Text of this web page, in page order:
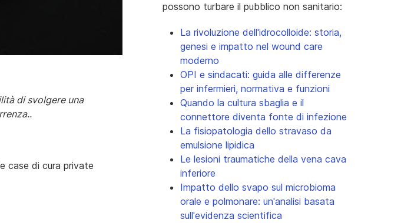
di svolgere una
case di cura private
possono turbare il pubblico non sanitario:
La rivoluzione dell'idrocolloide: storia,
genesi e impatto nel wound care
moderno
OPI e sindacati: guida alle differenze
per infermieri, normativa e funzioni
Quando la cultura sbaglia e il
connettore diventa fonte di infezione
La fisiopatologia dello stravaso da
emulsione lipidica
Le lesioni traumatiche della vena cava
inferiore
Impatto dello svapo sul microbioma
orale e polmonare: un'analisi basata
sull'evidenza scientifica